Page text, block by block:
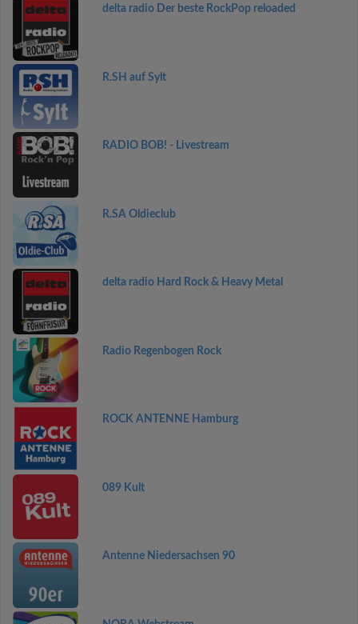
delta radio Der beste RockPop reloaded
R.SH auf Sylt
RADIO BOB! - Livestream
R.SA Oldieclub
delta radio Hard Rock & Heavy Metal
Radio Regenbogen Rock
ROCK ANTENNE Hamburg
089 Kult
Antenne Niedersachsen 90